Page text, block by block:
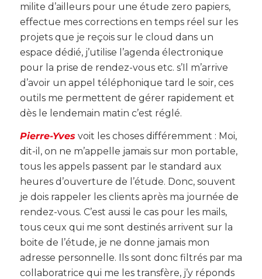
milite d’ailleurs pour une étude zero papiers,
effectue mes corrections en temps réel sur les
projets que je reçois sur le cloud dans un
espace dédié, j’utilise l’agenda électronique
pour la prise de rendez-vous etc. s’Il m’arrive
d’avoir un appel téléphonique tard le soir, ces
outils me permettent de gérer rapidement et
dès le lendemain matin c’est réglé.
Pierre-Yvesvoit les choses différemment : Moi,
dit-il, on ne m’appelle jamais sur mon portable,
tous les appels passent par le standard aux
heures d’ouverture de l’étude. Donc, souvent
je dois rappeler les clients après ma journée de
rendez-vous. C’est aussi le cas pour les mails,
tous ceux qui me sont destinés arrivent sur la
boite de l’étude, je ne donne jamais mon
adresse personnelle. Ils sont donc filtrés par ma
collaboratrice qui me les transfère, j’y réponds